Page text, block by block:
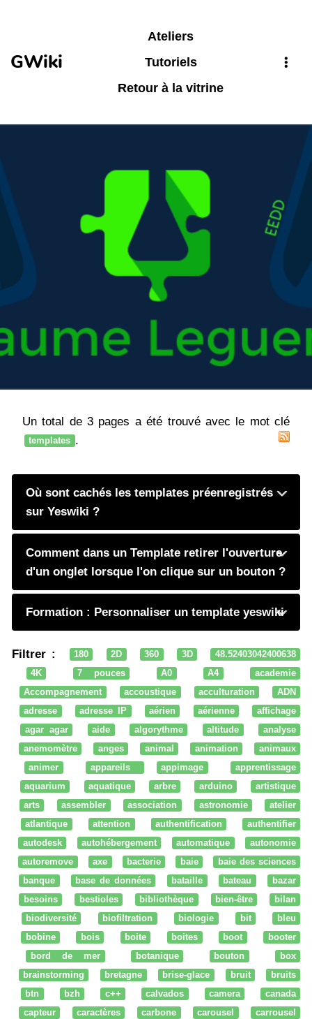
GWiki
Ateliers
Tutoriels
Retour à la vitrine
Un total de 3 pages a été trouvé avec le mot clé
templates .
Où sont cachés les templates préenregistrés
sur Yeswiki ?
Comment dans un Template retirer l'ouverture
d'un onglet lorsque l'on clique sur un bouton ?
Formation : Personnaliser un template yeswiki
Filtrer : 180 2D 360 3D
48.52403042400638
4K
7 pouces A0 A4
academie
Accompagnement
accoustique acculturation
ADN
adresse
adresse IP aérien aérienne
affichage
agar agar
aide algorythme altitude
analyse
anemomètre
anges animal animation
animaux
animer
appareils appimage
apprentissage
aquarium
aquatique arbre arduino
artistique
arts
assembler association astronomie
atelier
atlantique
attention authentification
authentifier
autodesk
autohébergement automatique
autonomie
autoremove
axe bacterie baie
baie des sciences
banque
base de données bataille bateau
bazar
besoins
bestioles bibliothèque bien-être
bilan
biodiversité
biofiltration biologie bit
bleu
bobine
bois boite boites boot
booter
bord de mer
botanique bouton
box
brainstorming
bretagne brise-glace bruit
bruits
btn
bzh c++ calvados camera
canada
capteur
caractères carbone carousel
carrousel